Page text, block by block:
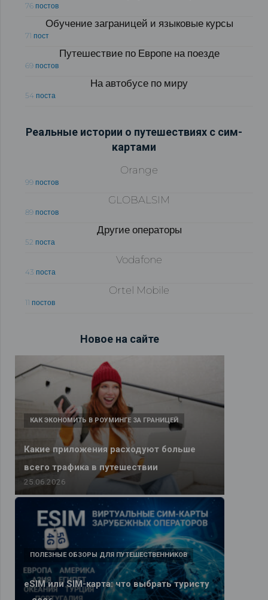
76 постов
Обучение заграницей и языковые курсы
71 пост
Путешествие по Европе на поезде
69 постов
На автобусе по миру
54 поста
Реальные истории о путешествиях с сим-
картами
Orange
99 постов
GLOBALSIM
89 постов
Другие операторы
52 поста
Vodafone
43 поста
Ortel Mobile
11 постов
Новое на сайте
Какие приложения расходуют больше
всего трафика в путешествии
КАК ЭКОНОМИТЬ В РОУМИНГЕ ЗА ГРАНИЦЕЙ
25.06.2026
eSIM или SIM-карта: что выбрать туристу
ПОЛЕЗНЫЕ ОБЗОРЫ ДЛЯ ПУТЕШЕСТВЕННИКОВ